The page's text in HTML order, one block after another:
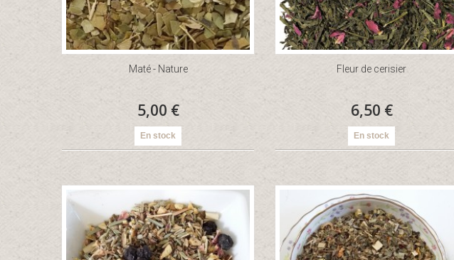
Maté - Nature
5,00 €
En stock
Fleur de cerisier
6,50 €
En stock